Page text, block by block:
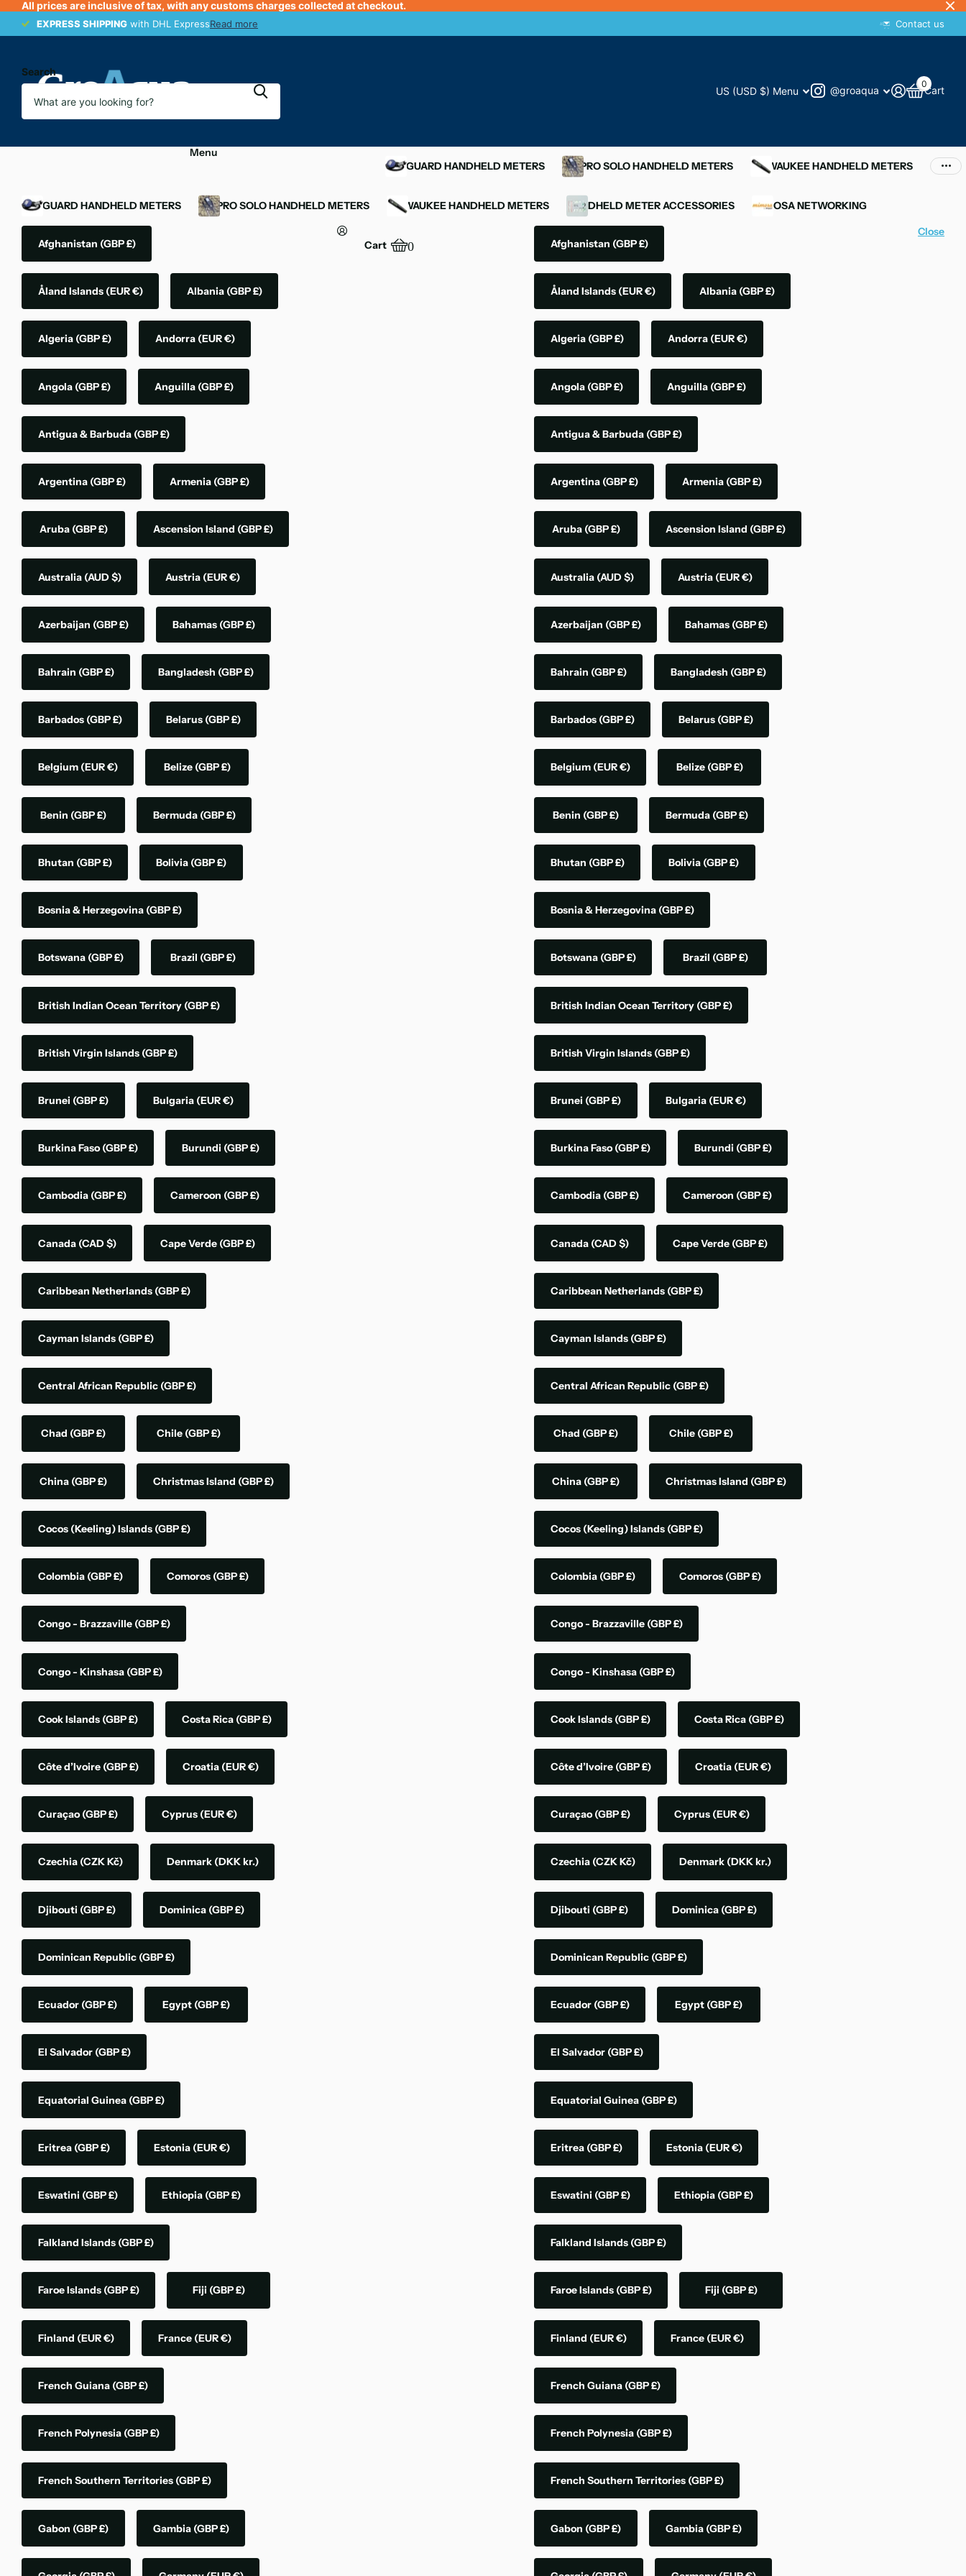
All prices are inclusive of tax, with any customs charges collected at checkout.
EXPRESS SHIPPING with DHL ExpressRead more
EXPRESS SHIPPING Contact us
Search
US (USD $) Menu @groaqua Cart
0
Menu
OXYGUARD HANDHELD METERS
YSI PRO SOLO HANDHELD METERS MILWAUKEE HANDHELD METERS
OXYGUARD HANDHELD METERS YSI PRO SOLO HANDHELD METERS MILWAUKEE HANDHELD METERS HANDHELD METER ACCESSORIES MIMOSA NETWORKING
Afghanistan (GBP £)
Åland Islands (EUR €) Albania (GBP £)
Algeria (GBP £) Andorra (EUR €)
Angola (GBP £) Anguilla (GBP £)
Antigua & Barbuda (GBP £)
Argentina (GBP £) Armenia (GBP £)
Aruba (GBP £) Ascension Island (GBP £)
Australia (AUD $) Austria (EUR €)
Azerbaijan (GBP £) Bahamas (GBP £)
Bahrain (GBP £) Bangladesh (GBP £)
Barbados (GBP £) Belarus (GBP £)
Belgium (EUR €) Belize (GBP £)
Benin (GBP £) Bermuda (GBP £)
Bhutan (GBP £) Bolivia (GBP £)
Bosnia & Herzegovina (GBP £)
Botswana (GBP £) Brazil (GBP £)
British Indian Ocean Territory (GBP £)
British Virgin Islands (GBP £)
Brunei (GBP £) Bulgaria (EUR €)
Burkina Faso(GBP £) Burundi (GBP £)
Cambodia (GBP £) Cameroon (GBP £)
Canada (CAD $) Cape Verde (GBP £)
Caribbean Netherlands (GBP £)
Cayman Islands (GBP £)
Central African Republic (GBP £)
Chad (GBP £) Chile (GBP £)
China (GBP £) Christmas Island (GBP £)
Cocos (Keeling) Islands (GBP £)
Colombia (GBP £) Comoros (GBP £)
Congo - Brazzaville (GBP £)
Congo - Kinshasa (GBP £)
Cook Islands (GBP £) Costa Rica (GBP £)
Côte d’Ivoire (GBP £) Croatia (EUR €)
Curaçao(GBP £) Cyprus (EUR €)
Czechia (CZK Kč) Denmark (DKK kr.)
Djibouti (GBP £) Dominica (GBP £)
Dominican Republic (GBP £)
Ecuador (GBP £) Egypt (GBP £)
El Salvador (GBP £)
Equatorial Guinea (GBP £)
Eritrea (GBP £) Estonia (EUR €)
Eswatini (GBP £) Ethiopia (GBP £)
Falkland Islands (GBP £)
Faroe Islands (GBP £) Fiji (GBP £)
Finland (EUR €) France (EUR €)
French Guiana (GBP £)
French Polynesia (GBP £)
French Southern Territories (GBP £)
Gabon (GBP £) Gambia (GBP £)
Cart 0 Afghanistan (GBP £)
Åland Islands (EUR €) Albania (GBP £)
Algeria (GBP £) Andorra (EUR €)
Angola (GBP £) Anguilla (GBP £)
Antigua & Barbuda (GBP £)
Argentina (GBP £) Armenia (GBP £)
Aruba (GBP £) Ascension Island (GBP £)
Australia (AUD $) Austria (EUR €)
Azerbaijan (GBP £) Bahamas (GBP £)
Bahrain (GBP £) Bangladesh (GBP £)
Barbados (GBP £) Belarus (GBP £)
Belgium (EUR €) Belize (GBP £)
Benin (GBP £) Bermuda (GBP £)
Bhutan (GBP £) Bolivia (GBP £)
Bosnia & Herzegovina (GBP £)
Botswana (GBP £) Brazil (GBP £)
British Indian Ocean Territory (GBP £)
British Virgin Islands (GBP £)
Brunei (GBP £) Bulgaria (EUR €)
Burkina Faso(GBP £) Burundi (GBP £)
Cambodia (GBP £) Cameroon (GBP £)
Canada (CAD $) Cape Verde (GBP £)
Caribbean Netherlands (GBP £)
Cayman Islands (GBP £)
Central African Republic (GBP £)
Chad (GBP £) Chile (GBP £)
China (GBP £) Christmas Island (GBP £)
Cocos (Keeling) Islands (GBP £)
Colombia (GBP £) Comoros (GBP £)
Congo - Brazzaville (GBP £)
Congo - Kinshasa (GBP £)
Cook Islands (GBP £) Costa Rica (GBP £)
Côte d’Ivoire (GBP £) Croatia (EUR €)
Curaçao(GBP £) Cyprus (EUR €)
Czechia (CZK Kč) Denmark (DKK kr.)
Djibouti (GBP £) Dominica (GBP £)
Dominican Republic (GBP £)
Ecuador (GBP £) Egypt (GBP £)
El Salvador (GBP £)
Equatorial Guinea (GBP £)
Eritrea (GBP £) Estonia (EUR €)
Eswatini (GBP £) Ethiopia (GBP £)
Falkland Islands (GBP £)
Faroe Islands (GBP £) Fiji (GBP £)
Finland (EUR €) France (EUR €)
French Guiana (GBP £)
French Polynesia (GBP £)
French Southern Territories (GBP £)
Gabon (GBP £) Gambia (GBP £)
Close